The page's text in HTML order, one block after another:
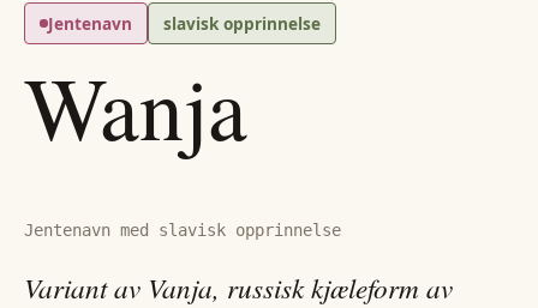
Jentenavn slavisk opprinnelse
Wanja
Jentenavn med slavisk opprinnelse
Variant av Vanja, russisk kjæleform av